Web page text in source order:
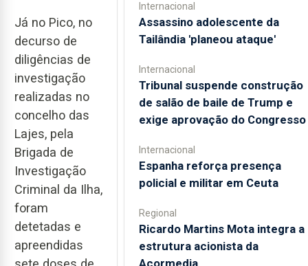
Já no Pico, no
decurso de
diligências de
investigação
realizadas no
concelho das
Lajes, pela
Brigada de
Investigação
Criminal da Ilha,
foram
detetadas e
apreendidas
Internacional
Assassino adolescente da
Tailândia 'planeou ataque'
Internacional
Tribunal suspende construção
de salão de baile de Trump e
exige aprovação do Congresso
Internacional
Espanha reforça presença
policial e militar em Ceuta
Regional
Ricardo Martins Mota integra a
estrutura acionista da
Açormedia